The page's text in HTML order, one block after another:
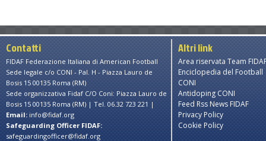
Contatti
FIDAF Federazione Italiana di American Football
Sede legale c/o CONI - Pal. H - Piazza Lauro de
Bosis 15 00135 Roma (RM)
Sede organizzativa Fidaf C/O Coni: Piazza Lauro de
Bosis 15 00135 Roma (RM) | Tel. 06.32 723 221 |
Email: info@fidaf.org
Safeguarding Officer FIDAF:
safeguardingofficer@fidaf.org
Altri link
Area riservata Team
Enciclopedia del Football
CONI
Antidoping CONI
Feed Rss News FIDAF
Privacy Policy
Cookie Policy